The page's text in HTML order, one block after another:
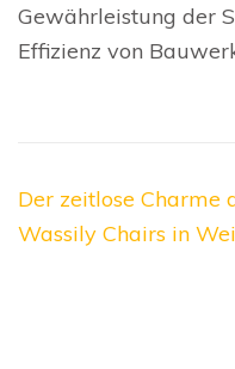
Gewährleistung der
Effizienz von
Der zeitlose Charme
Wassily Chairs in